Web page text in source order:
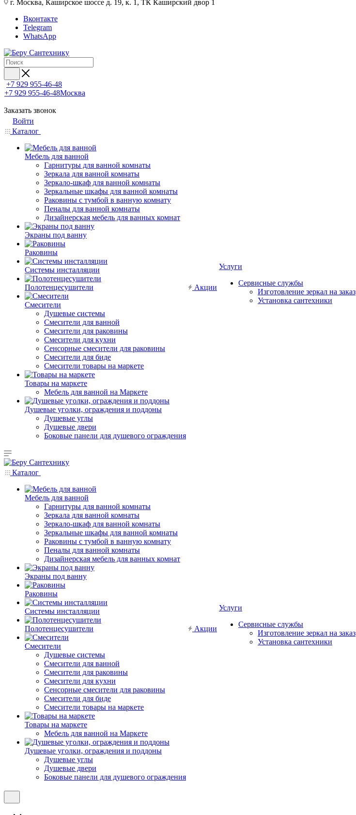
г. Москва, Каширское шоссе д. 19, к. 1, ТК Каширский двор 1
Вконтакте
Telegram
WhatsApp
+7 929 955-46-48
+7 929 955-46-48Москва
Заказать звонок
Войти
Каталог
Мебель для ванной
Гарнитуры для ванной комнаты
Зеркала для ванной комнаты
Зеркало-шкаф для ванной комнаты
Зеркальные шкафы для ванной комнаты
Раковины с тумбой в ванную комнату
Пеналы для ванной комнаты
Дизайнерская мебель для ванных комнат
Экраны под ванну
Раковины
Системы инсталляции
Полотенцесушители
Смесители
Душевые системы
Смесители для ванной
Смесители для раковины
Смесители для кухни
Сенсорные смесители для раковины
Смесители для биде
Смесители товары на маркете
Товары на маркете
Мебель для ванной на Маркете
Душевые уголки, ограждения и поддоны
Душевые углы
Душевые двери
Боковые панели для душевого ограждения
Акции
Услуги
Сервисные службы
Изготовление зеркал на заказ
Установка сантехники
Каталог
Мебель для ванной
Гарнитуры для ванной комнаты
Зеркала для ванной комнаты
Зеркало-шкаф для ванной комнаты
Зеркальные шкафы для ванной комнаты
Раковины с тумбой в ванную комнату
Пеналы для ванной комнаты
Дизайнерская мебель для ванных комнат
Экраны под ванну
Раковины
Системы инсталляции
Полотенцесушители
Смесители
Душевые системы
Смесители для ванной
Смесители для раковины
Смесители для кухни
Сенсорные смесители для раковины
Смесители для биде
Смесители товары на маркете
Товары на маркете
Мебель для ванной на Маркете
Душевые уголки, ограждения и поддоны
Душевые углы
Душевые двери
Боковые панели для душевого ограждения
Акции
Услуги
Сервисные службы
Изготовление зеркал на заказ
Установка сантехники